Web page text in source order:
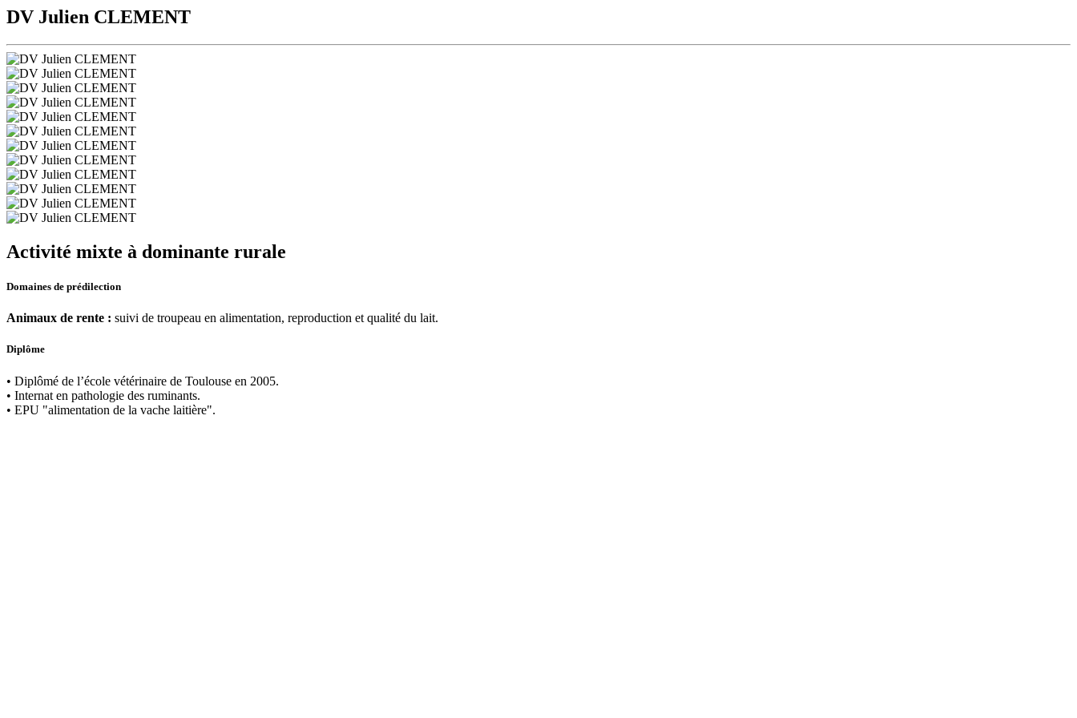
DV Julien CLEMENT
Activité mixte à dominante rurale
Domaines de prédilection
Animaux de rente : suivi de troupeau en alimentation, reproduction et qualité du lait.
Diplôme
• Diplômé de l’école vétérinaire de Toulouse en 2005.
• Internat en pathologie des ruminants.
• EPU "alimentation de la vache laitière".